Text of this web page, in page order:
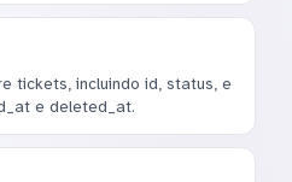
tickets, incluindo id, status, e
e deleted_at.